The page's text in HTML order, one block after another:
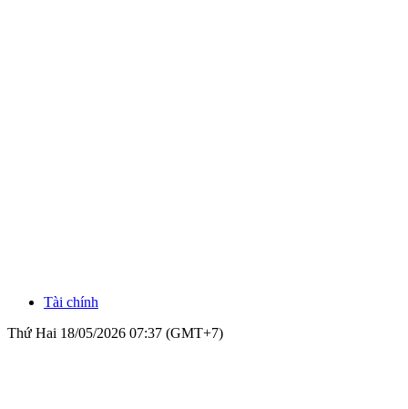
Tài chính
Thứ Hai 18/05/2026 07:37 (GMT+7)